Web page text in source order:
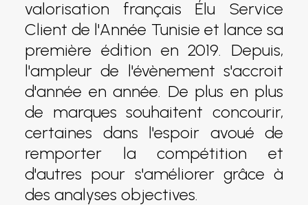
valorisation français Élu Service
Client de l'Année Tunisie et lance sa
première édition en 2019. Depuis,
l'ampleur de l'évènement s'accroit
d'année en année. De plus en plus
de marques souhaitent concourir,
certaines dans l'espoir avoué de
remporter la compétition et
d'autres pour s'améliorer grâce à
des analyses objectives.